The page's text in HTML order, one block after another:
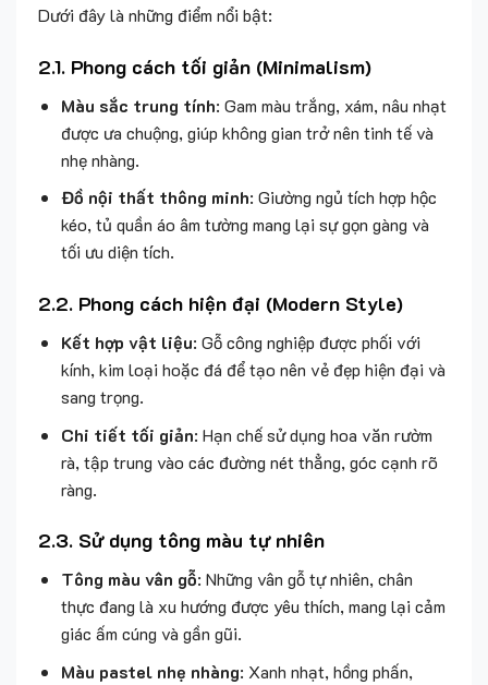
Dưới đây là những điểm nổi bật:
2.1. Phong cách tối giản (Minimalism)
Màu sắc trung tính: Gam màu trắng, xám, nâu nhạt
được ưa chuộng, giúp không gian trở nên tinh tế và
nhẹ nhàng.
Đồ nội thất thông minh: Giường ngủ tích hợp hộc
kéo, tủ quần áo âm tường mang lại sự gọn gàng và
tối ưu diện tích.
2.2. Phong cách hiện đại (Modern Style)
Kết hợp vật liệu: Gỗ công nghiệp được phối với
kính, kim loại hoặc đá để tạo nên vẻ đẹp hiện đại và
sang trọng.
Chi tiết tối giản: Hạn chế sử dụng hoa văn rườm
rà, tập trung vào các đường nét thẳng, góc cạnh rõ
ràng.
2.3. Sử dụng tông màu tự nhiên
Tông màu vân gỗ: Những vân gỗ tự nhiên, chân
thực đang là xu hướng được yêu thích, mang lại cảm
giác ấm cúng và gần gũi.
Màu pastel nhẹ nhàng: Xanh nhạt, hồng phấn,